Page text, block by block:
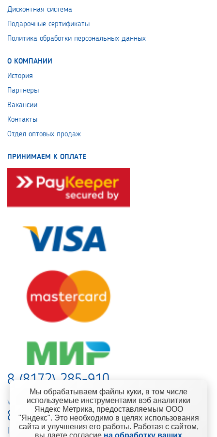
Дисконтная система
Подарочные сертификаты
Политика обработки персональных данных
О КОМПАНИИ
История
Партнеры
Вакансии
Контакты
Отдел оптовых продаж
ПРИНИМАЕМ К ОПЛАТЕ
8 (8172) 285-910
web-support@kontinent.ru
8 900 501-25-53
Горячая линия интернет-магазина
Мы обрабатываем файлы куки, в том числе
используемые инструментами вэб аналитики
Яндекс Метрика, предоставляемым ООО
"Яндекс". Это необходимо в целях использования
сайта и улучшения его работы. Работая с сайтом,
вы даете согласие на обработку ваших